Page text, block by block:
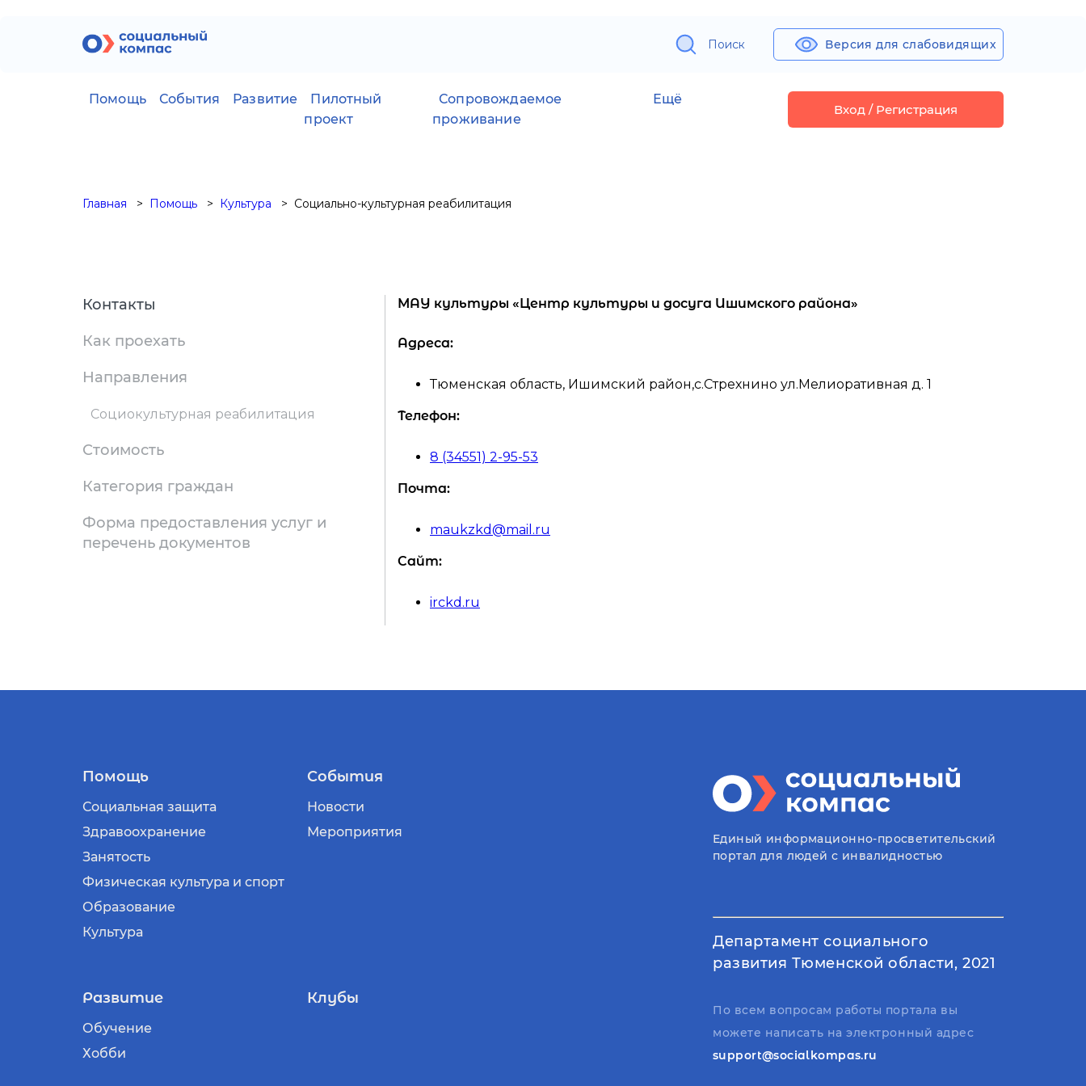
Поиск Версия для слабовидящих
Помощь События Развитие
Пилотный
проект
Сопровождаемое
проживание
Ещё
Вход / Регистрация
Главная Помощь Культура Социально-культурная реабилитация
Контакты
Как проехать
Направления
Социокультурная реабилитация
Стоимость
Категория граждан
Форма предоставления услуг и
перечень документов
МАУ культуры «Центр культуры и досуга Ишимского района»
Адреса:
Тюменская область, Ишимский район,с.Стрехнино ул.Мелиоративная д. 1
Телефон:
8 (34551) 2-95-53
Почта:
maukzkd@mail.ru
Сайт:
irckd.ru
Помощь
Социальная защита
Здравоохранение
Занятость
Физическая культура и спорт
Образование
Культура
События
Новости
Мероприятия
Развитие
Обучение
Хобби
Клубы
Единый информационно-просветительский
портал для людей с инвалидностью
Департамент социального
развития Тюменской области, 2021
По всем вопросам работы портала вы
можете написать на электронный адрес
support@socialkompas.ru